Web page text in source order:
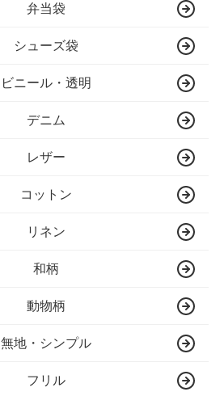
弁当袋
シューズ袋
ビニール・透明
デニム
レザー
コットン
リネン
和柄
動物柄
無地・シンプル
フリル